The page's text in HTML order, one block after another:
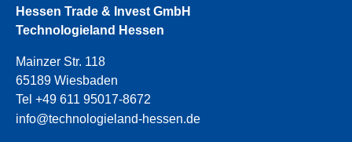
Hessen Trade & Invest GmbH
Technologieland Hessen
Mainzer Str. 118
65189 Wiesbaden
Tel +49 611 95017-8672
info@technologieland-hessen.de